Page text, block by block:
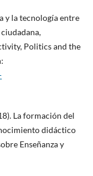
y la tecnología entre
Politics and the
La formación del
didáctico
Enseñanza y